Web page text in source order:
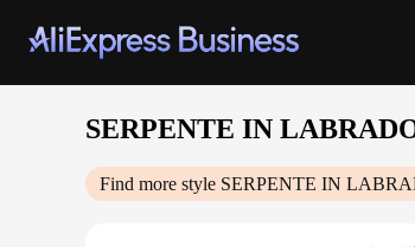
SERPENTE IN
Find more style SERPENTE IN